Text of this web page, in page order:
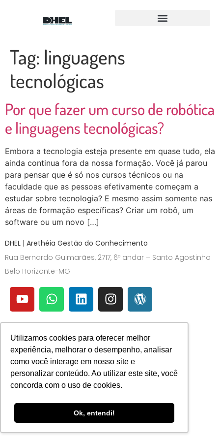
Utilizamos cookies para oferecer melhor
experiência, melhorar o desempenho, analisar
como você interage em nosso site e
personalizar conteúdo. Ao utilizar este site, você
concorda com o uso de cookies.
Ok, entendi!
Tag: linguagens
tecnológicas
Por que fazer um curso de robótica
e linguagens tecnológicas?
Embora a tecnologia esteja presente em quase tudo, ela
ainda continua fora da nossa formação. Você já parou
para pensar que é só nos cursos técnicos ou na
faculdade que as pessoas efetivamente começam a
estudar sobre tecnologia? E mesmo assim somente nas
áreas de formação específicas? Criar um robô, um
software ou um novo […]
DHEL | Arethéia Gestão do Conhecimento
Rua Bernardo Guimarães, 2717, 6º andar – Santo Agostinho
Belo Horizonte-MG